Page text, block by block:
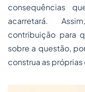
consequências
acarretará.
contribuição para
sobre a questão,
construa as